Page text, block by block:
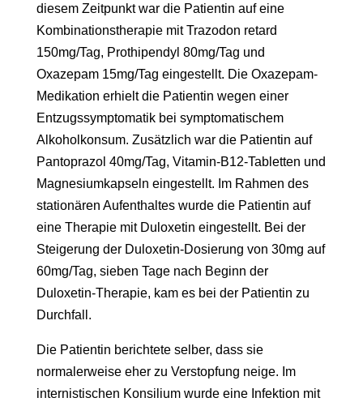
diesem Zeitpunkt war die Patientin auf eine
Kombinationstherapie mit Trazodon retard
150mg/Tag, Prothipendyl 80mg/Tag und
Oxazepam 15mg/Tag eingestellt. Die Oxazepam-
Medikation erhielt die Patientin wegen einer
Entzugssymptomatik bei symptomatischem
Alkoholkonsum. Zusätzlich war die Patientin auf
Pantoprazol 40mg/Tag, Vitamin-B12-Tabletten und
Magnesiumkapseln eingestellt. Im Rahmen des
stationären Aufenthaltes wurde die Patientin auf
eine Therapie mit Duloxetin eingestellt. Bei der
Steigerung der Duloxetin-Dosierung von 30mg auf
60mg/Tag, sieben Tage nach Beginn der
Duloxetin-Therapie, kam es bei der Patientin zu
Durchfall.
Die Patientin berichtete selber, dass sie
normalerweise eher zu Verstopfung neige. Im
internistischen Konsilium wurde eine Infektion mit